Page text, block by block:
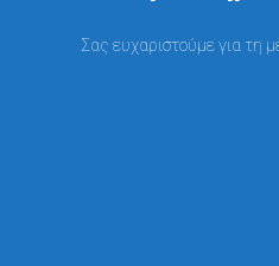
Σας ευχαριστούμε για τη